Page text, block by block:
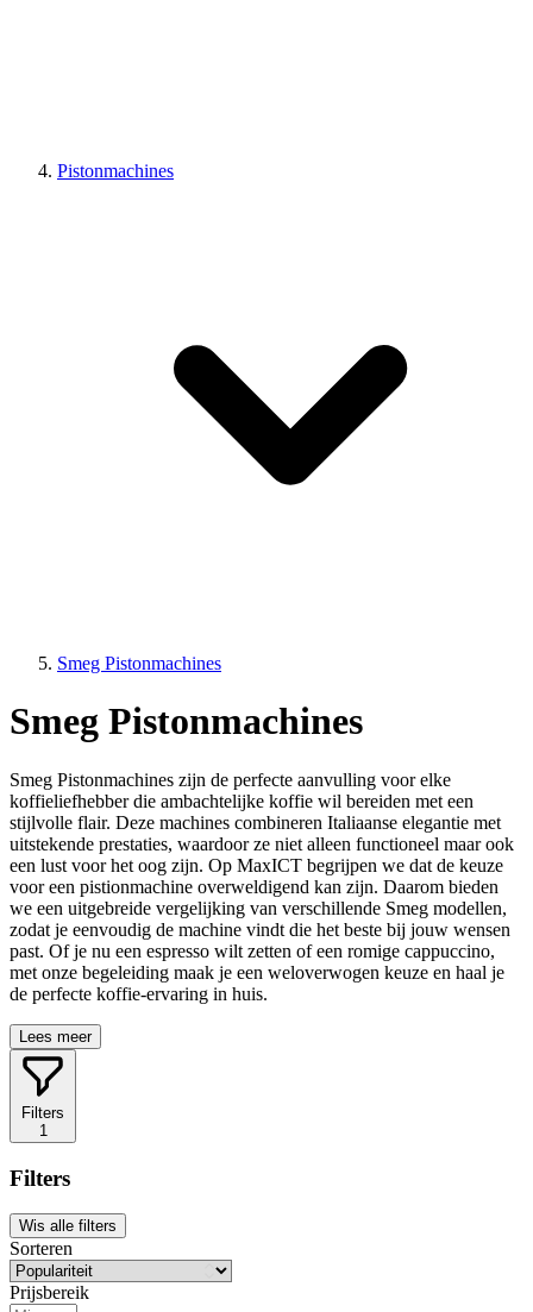
Pistonmachines
Smeg Pistonmachines
Smeg Pistonmachines
Smeg Pistonmachines zijn de perfecte aanvulling voor elke
koffieliefhebber die ambachtelijke koffie wil bereiden met een
stijlvolle flair. Deze machines combineren Italiaanse elegantie met
uitstekende prestaties, waardoor ze niet alleen functioneel maar ook
een lust voor het oog zijn. Op MaxICT begrijpen we dat de keuze
voor een pistionmachine overweldigend kan zijn. Daarom bieden
we een uitgebreide vergelijking van verschillende Smeg modellen,
zodat je eenvoudig de machine vindt die het beste bij jouw wensen
past. Of je nu een espresso wilt zetten of een romige cappuccino,
met onze begeleiding maak je een weloverwogen keuze en haal je
de perfecte koffie-ervaring in huis.
Lees meer
Filters
1
Filters
Wis alle filters
Sorteren
Prijsbereik